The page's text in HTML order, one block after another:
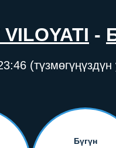
-
Бүгүн